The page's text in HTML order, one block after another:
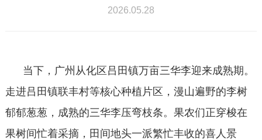
2026.05.28
当下，广州从化区吕田镇万亩三华李迎来成熟期。
走进吕田镇联丰村等核心种植片区，漫山遍野的李树
郁郁葱葱，成熟的三华李压弯枝条。果农们正穿梭在
果树间忙着采摘，田间地头一派繁忙丰收的喜人景